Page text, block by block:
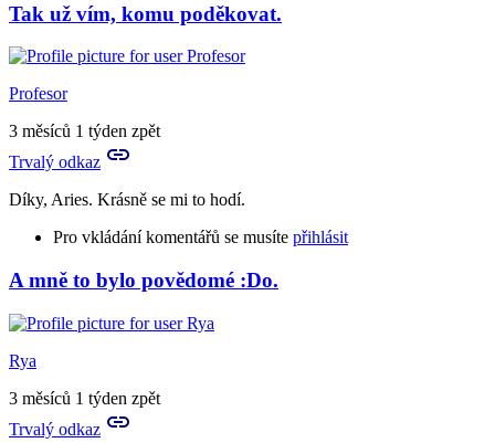
In
reply
to
Já
prosím
hlásím,
nechápu
Aries
Tak už vím, komu poděkovat.
Profesor
3 měsíců 1 týden zpět
Trvalý odkaz
Díky, Aries. Krásně se mi to hodí.
Pro vkládání komentářů se musíte přihlásit
In
reply
to
A
to
je
tvůj
A mně to bylo povědomé :Do.
Rya
3 měsíců 1 týden zpět
Trvalý odkaz